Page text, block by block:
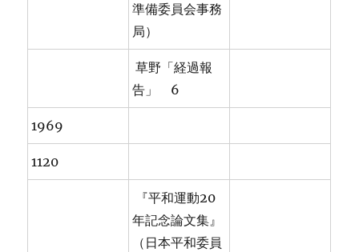
準備委員会事務
局）
草野「経過報
告」 6
1969
1120
『平和運動20
年記念論文集』
（日本平和委員